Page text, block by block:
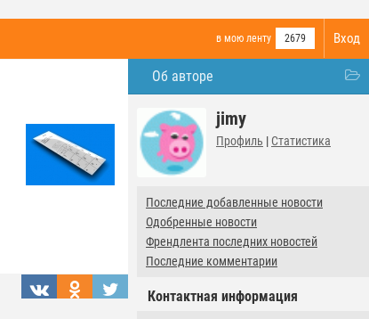
Вход
в мою ленту 2679
Об авторе
jimy
Профиль | Статистика
Последние добавленные новости
Одобренные новости
Френдлента последних новостей
Последние комментарии
Контактная информация